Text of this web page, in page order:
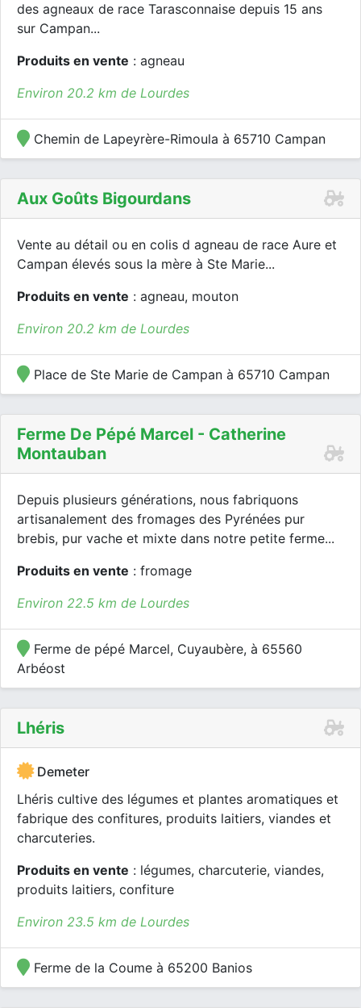
des agneaux de race Tarasconnaise depuis 15 ans
sur Campan...
Produits en vente : agneau
Environ 20.2 km de Lourdes
Chemin de Lapeyrère-Rimoula à 65710 Campan
Aux Goûts Bigourdans
Vente au détail ou en colis d agneau de race Aure et
Campan élevés sous la mère à Ste Marie...
Produits en vente : agneau, mouton
Environ 20.2 km de Lourdes
Place de Ste Marie de Campan à 65710 Campan
Ferme De Pépé Marcel - Catherine
Montauban
Depuis plusieurs générations, nous fabriquons
artisanalement des fromages des Pyrénées pur
brebis, pur vache et mixte dans notre petite ferme...
Produits en vente : fromage
Environ 22.5 km de Lourdes
Ferme de pépé Marcel, Cuyaubère, à 65560
Arbéost
Lhéris
Demeter
Lhéris cultive des légumes et plantes aromatiques et
fabrique des confitures, produits laitiers, viandes et
charcuteries.
Produits en vente : légumes, charcuterie, viandes,
produits laitiers, confiture
Environ 23.5 km de Lourdes
Ferme de la Coume à 65200 Banios